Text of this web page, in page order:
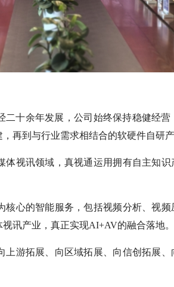
二十余年发展，公司始终保持稳健经
再到与行业需求相结合的软硬件自研产
视讯领域，真视通运用拥有自主知
心的智能服务，包括视频分析、视
讯产业，真正实现AI+AV的融合落地。
游拓展、向区域拓展、向信创拓展、